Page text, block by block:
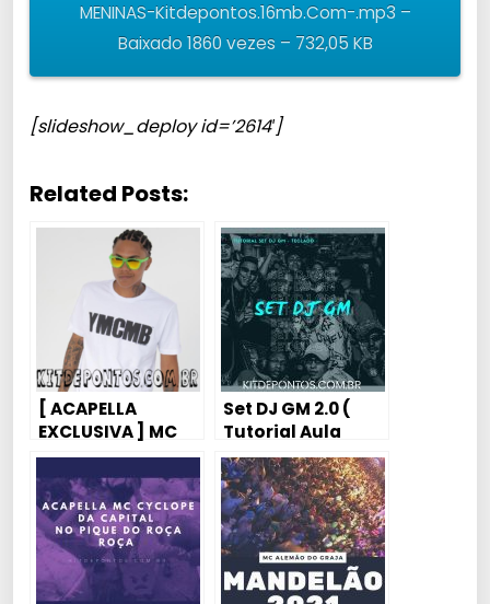
MENINAS-Kitdepontos.16mb.Com-.mp3 –
Baixado 1860 vezes – 732,05 KB
[slideshow_deploy id=’2614′]
Related Posts:
[ ACAPELLA
EXCLUSIVA ] MC
Neguinho da VC –
Troca de Olhares
[FODAAAA]
Set DJ GM 2.0 (
Tutorial Aula
Piano / Karaokê)